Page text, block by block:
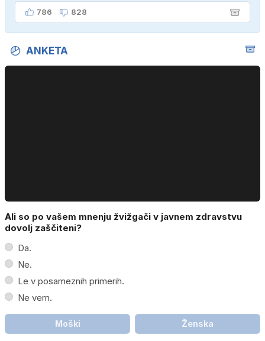
ženo poznava šele tri mesece."
786 828
ANKETA
Ali so po vašem mnenju žvižgači v javnem zdravstvu
dovolj zaščiteni?
Da.
Ne.
Le v posameznih primerih.
Ne vem.
Moški Ženska